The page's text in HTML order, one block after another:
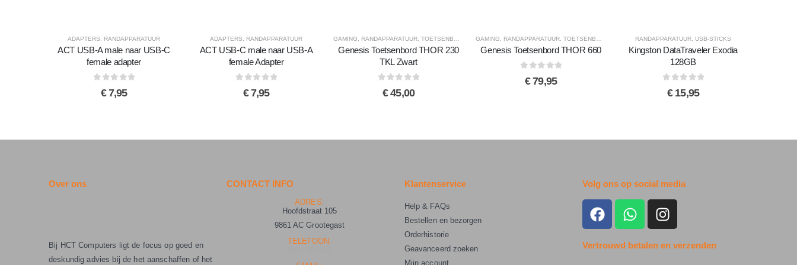
ADAPTERS RANDAPPARATUUR
ACT USB-A male naar USB-C
female adapter
€7,95
ADAPTERS RANDAPPARATUUR
ACT USB-C male naar USB-A
female Adapter
€7,95
GAMING RANDAPPARATUUR TOETSENBORDEN
Genesis Toetsenbord THOR 230
TKL Zwart
€45,00
GAMING RANDAPPARATUUR TOETSENBORDEN
Genesis Toetsenbord THOR 660
€79,95
RANDAPPARATUUR USB-STICKS
Kingston DataTraveler Exodia
128GB
€15,95
Over ons
Bij HCT Computers ligt de focus op goed en
deskundig advies bij de het aanschaffen of het
CONTACT INFO
ADRES:
Hoofdstraat 105
9861 AC Grootegast
TELEFOON:
Klantenservice
Help & FAQs
Bestellen en bezorgen
Orderhistorie
Geavanceerd zoeken
Mijn account
Volg ons op social media
Vertrouwd betalen en verzenden